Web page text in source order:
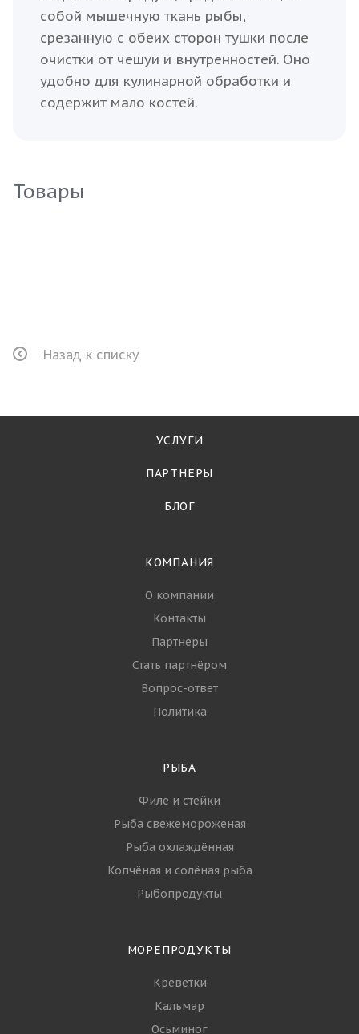
собой мышечную ткань рыбы,
срезанную с обеих сторон тушки после
очистки от чешуи и внутренностей. Оно
удобно для кулинарной обработки и
содержит мало костей.
Товары
Назад к списку
УСЛУГИ
ПАРТНЁРЫ
БЛОГ
КОМПАНИЯ
О компании
Контакты
Партнеры
Стать партнёром
Вопрос-ответ
Политика
РЫБА
Филе и стейки
Рыба свежемороженая
Рыба охлаждённая
Копчёная и солёная рыба
Рыбопродукты
МОРЕПРОДУКТЫ
Креветки
Кальмар
Осьминог